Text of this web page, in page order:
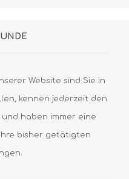
Website sind Sie in
kennen jederzeit den
haben immer eine
bisher getätigten